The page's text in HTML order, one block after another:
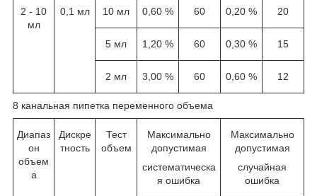
2 - 10
мл
0,1 мл 10 мл 0,60 % 60 0,20 % 20
5 мл 1,20 % 60 0,30 % 15
2 мл 3,00 % 60 0,60 % 12
8 канальная пипетка переменного объема
Диапаз
он
объем
а
Дискре
тность
Тест
объем
Максимально
допустимая
систематическа
я ошибка
Максимально
допустимая
случайная
ошибка